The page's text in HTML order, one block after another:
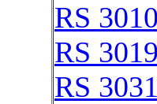
RS
RS
RS